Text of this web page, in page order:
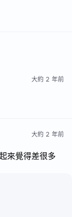
大約 2 年前
大約 2 年前
來覺得差很多